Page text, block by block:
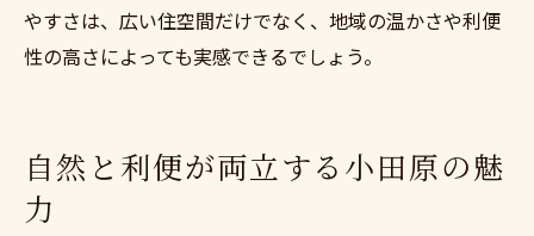
やすさは、広い住空間だけでなく、地域の温かさや利便
性の高さによっても実感できるでしょう。
自然と利便が両立する小田原の魅
力